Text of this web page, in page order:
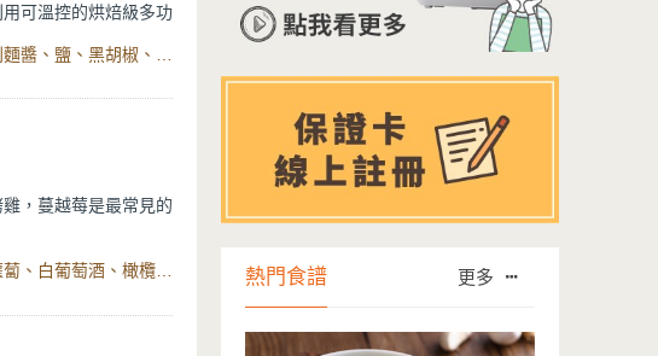
可溫控的烘焙級多功
，蔓越莓是最常見的
、兒茶素等，具有非
是大餐也可以清爽不
食材：雞胸肉、橄欖油、奶油、馬鈴薯、紅蘿蔔、白葡萄酒、橄欖油、百里香、迷迭香、蒜頭、檸檬、鹽、黑胡椒、蔓越苺、紅糖、醋 熱門食譜 更多